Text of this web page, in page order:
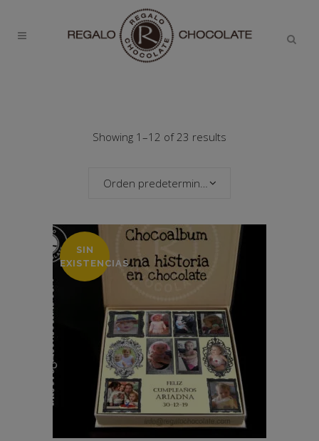
Showing 1–12 of 23 results
Orden predeterminado
SIN
EXISTENCIAS